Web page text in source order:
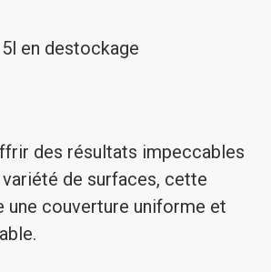
en destockage
des résultats impeccables
variété de surfaces, cette
une couverture uniforme et